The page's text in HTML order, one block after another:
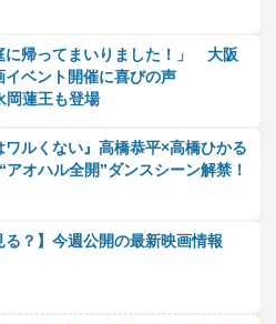
に帰ってまいりました！」 大阪
イベント開催に喜びの声
蓮王も登場
ワルくない』高橋恭平×高橋ひかる
アオハル全開”ダンスシーン解禁！
る？】今週公開の最新映画情報